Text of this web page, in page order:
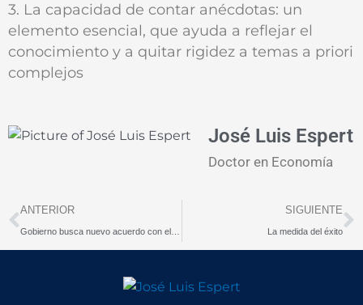
3. La capacidad de contar anécdotas: un
elemento esencial, que ayuda a reflejar el
conocimiento y a quitar rigidez a temas a priori
complejos
José Luis Espert
Doctor en Economía
Prev
ANTERIOR SIGUIENTE
La medida del éxito